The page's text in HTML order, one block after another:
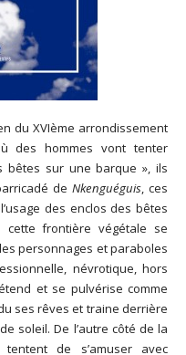
du XVIème arrondissement
des hommes vont tenter
bêtes sur une barque », ils
deNkenguéguis, ces
des enclos des bêtes
frontière végétale se
personnages et paraboles
névrotique, hors
et se pulvérise comme
ses rêves et traine derrière
soleil. De l’autre côté de la
de s’amuser avec